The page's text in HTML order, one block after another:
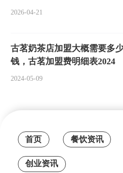
2026-04-21
古茗奶茶店加盟大概需要多
钱，古茗加盟费明细表2024
2024-05-09
首页 餐饮资讯
创业资讯